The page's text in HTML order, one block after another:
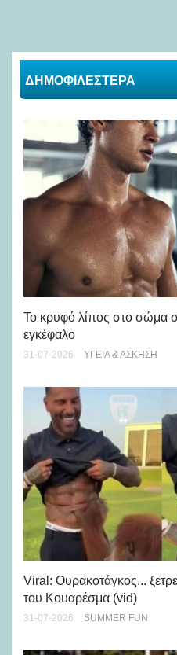
ΔΗΜΟΦΙΛΕΣΤΕΡΑ
Το κρυφό λίπος στο σώμα
εγκέφαλο
31-07-2026 ΥΓΕΊΑ & ΆΣΚΗΣΗ
Viral: Ουρακοτάγκος...
του Κουαρέσμα (vid)
31-07-2026 SUMMER FUN